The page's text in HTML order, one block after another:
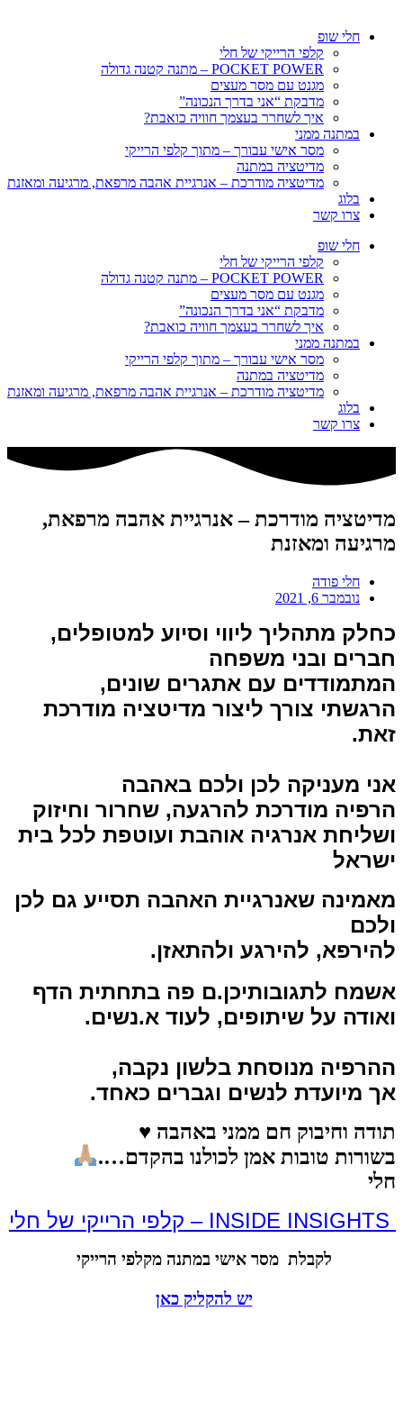
חלי שופ
קלפי הרייקי של חלי
POCKET POWER – מתנה קטנה גדולה
מגנט עם מסר מעצים
מדבקת “אני בדרך הנכונה”
איך לשחרר בעצמך חוויה כואבת?
במתנה ממני
מסר אישי עבורך – מתוך קלפי הרייקי
מדיטציה במתנה
מדיטציה מודרכת – אנרגיית אהבה מרפאת, מרגיעה ומאזנת
בלוג
צרו קשר
חלי שופ
קלפי הרייקי של חלי
POCKET POWER – מתנה קטנה גדולה
מגנט עם מסר מעצים
מדבקת “אני בדרך הנכונה”
איך לשחרר בעצמך חוויה כואבת?
במתנה ממני
מסר אישי עבורך – מתוך קלפי הרייקי
מדיטציה במתנה
מדיטציה מודרכת – אנרגיית אהבה מרפאת, מרגיעה ומאזנת
בלוג
צרו קשר
מדיטציה מודרכת – אנרגיית אהבה מרפאת,
מרגיעה ומאזנת
חלי פודה
נובמבר 6, 2021
כחלק מתהליך ליווי וסיוע למטופלים,
חברים ובני משפחה
המתמודדים עם אתגרים שונים,
הרגשתי צורך ליצור מדיטציה מודרכת
זאת.
אני מעניקה לכן ולכם באהבה
הרפיה מודרכת להרגעה, שחרור וחיזוק
ושליחת אנרגיה אוהבת ועוטפת לכל בית
ישראל
מאמינה שאנרגיית האהבה תסייע גם לכן
ולכם
להירפא, להירגע ולהתאזן.
אשמח לתגובותיכן.ם פה בתחתית הדף
ואודה על שיתופים, לעוד א.נשים.
ההרפיה מנוסחת בלשון נקבה,
אך מיועדת לנשים וגברים כאחד.
תודה וחיבוק חם ממני באהבה ♥
בשורות טובות אמן לכולנו בהקדם….
חלי
לקבלת מסר אישי במתנה מקלפי הרייקי
יש להקליק כאן